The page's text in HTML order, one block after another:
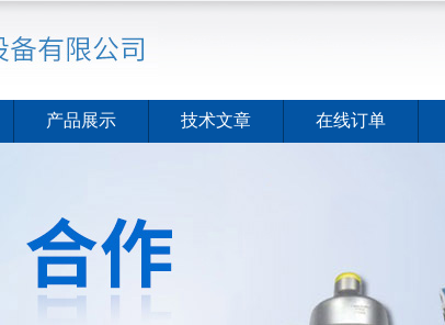
产品展示 技术文章 在线订单